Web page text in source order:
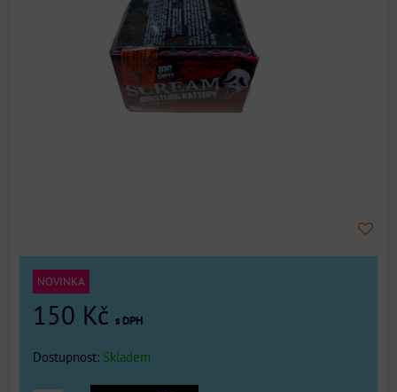
NOVINKA
150 Kč s DPH
Dostupnost: Skladem